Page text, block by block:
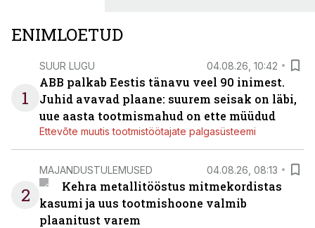
ENIMLOETUD
1
SUUR LUGU 04.08.26, 10:42
ABB palkab Eestis tänavu veel 90 inimest.
Juhid avavad plaane: suurem seisak on läbi,
uue aasta tootmismahud on ette müüdud
Ettevõte muutis tootmistöötajate palgasüsteemi
2
MAJANDUSTULEMUSED 04.08.26, 08:13
Kehra metallitööstus mitmekordistas
kasumi ja uus tootmishoone valmib
plaanitust varem